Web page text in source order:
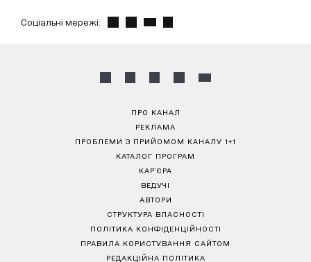
Соціальні мережі:
ПРО КАНАЛ
РЕКЛАМА
ПРОБЛЕМИ З ПРИЙОМОМ КАНАЛУ 1+1
КАТАЛОГ ПРОГРАМ
КАР’ЄРА
ВЕДУЧІ
АВТОРИ
СТРУКТУРА ВЛАСНОСТІ
ПОЛІТИКА КОНФІДЕНЦІЙНОСТІ
ПРАВИЛА КОРИСТУВАННЯ САЙТОМ
РЕДАКЦІЙНА ПОЛІТИКА